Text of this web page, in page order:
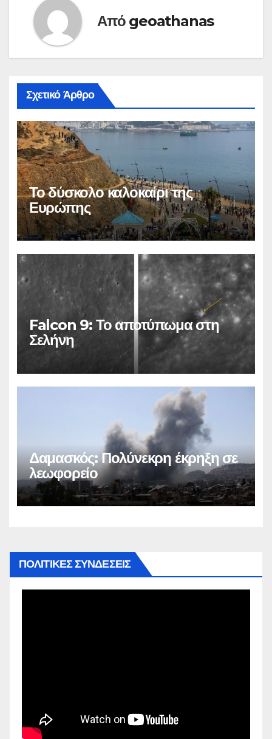
Από geoathanas
Σχετικό Άρθρο
Το δύσκολο καλοκαίρι της
Ευρώπης
Falcon 9: Το αποτύπωμα στη
Σελήνη
Δαμασκός: Πολύνεκρη έκρηξη σε
λεωφορείο
ΠΟΛΙΤΙΚΕΣ ΣΥΝΔΕΣΕΙΣ